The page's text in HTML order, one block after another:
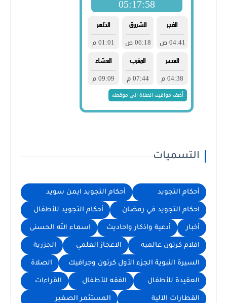
التسميات
أحكام التجويد أحكام التجويد ايمن سويد
احكام التجويد في رمضان أحكام التجويد للأطفال
أخبار أدعية واذكار واحاديث اسماء الله الحسنى
افلام كرتون عالميه الاعجاز العلمي الجزرية
السيرة النبوية الجزء الأول كرتون وجرافيك الصلاة
العقيدة للأطفال الفقه للأطفال القراءات
القطارات الآلية المستثمر الصغير